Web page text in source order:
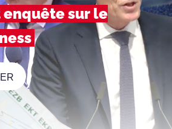
enquête sur le